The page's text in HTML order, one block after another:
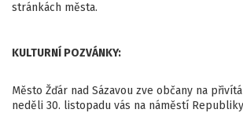
stránkách města.
KULTURNÍ POZVÁNKY:
Město Žďár nad Sázavou zve občany na
neděli 30. listopadu vás na náměstí